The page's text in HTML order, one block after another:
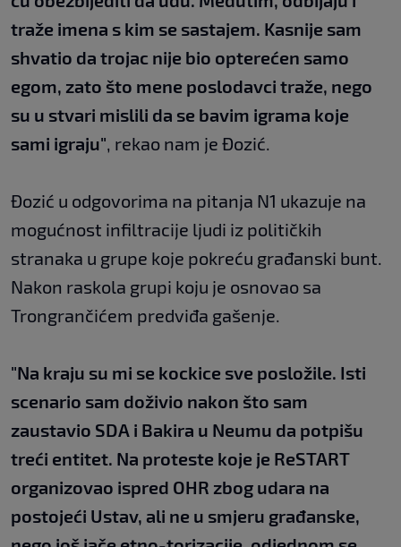
traže imena s kim se sastajem. Kasnije sam
shvatio da trojac nije bio opterećen samo
egom, zato što mene poslodavci traže, nego
su u stvari mislili da se bavim igrama koje
sami igraju", rekao nam je Đozić.
Đozić u odgovorima na pitanja N1 ukazuje na
mogućnost infiltracije ljudi iz političkih
stranaka u grupe koje pokreću građanski bunt.
Nakon raskola grupi koju je osnovao sa
Trongrančićem predviđa gašenje.
"Na kraju su mi se kockice sve posložile. Isti
scenario sam doživio nakon što sam
zaustavio SDA i Bakira u Neumu da potpišu
treći entitet. Na proteste koje je ReSTART
organizovao ispred OHR zbog udara na
postojeći Ustav, ali ne u smjeru građanske,